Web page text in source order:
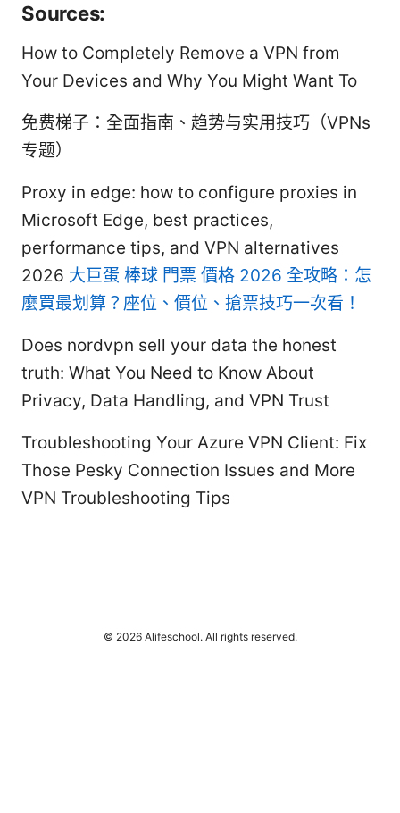
Sources:
How to Completely Remove a VPN from
Your Devices and Why You Might Want To
免费梯子：全面指南、趋势与实用技巧（VPNs
专题）
Proxy in edge: how to configure proxies in
Microsoft Edge, best practices,
performance tips, and VPN alternatives
2026 大巨蛋 棒球 門票 價格 2026 全攻略：怎
麼買最划算？座位、價位、搶票技巧一次看！
Does nordvpn sell your data the honest
truth: What You Need to Know About
Privacy, Data Handling, and VPN Trust
Troubleshooting Your Azure VPN Client: Fix
Those Pesky Connection Issues and More
VPN Troubleshooting Tips
© 2026 Alifeschool. All rights reserved.